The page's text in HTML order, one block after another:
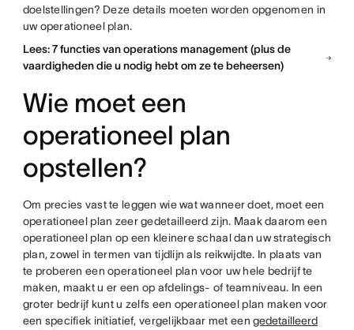
doelstellingen? Deze details moeten worden opgenomen in
uw operationeel plan.
Lees: 7 functies van operations management (plus de
vaardigheden die u nodig hebt om ze te beheersen)
Wie moet een
operationeel plan
opstellen?
Om precies vast te leggen wie wat wanneer doet, moet een
operationeel plan zeer gedetailleerd zijn. Maak daarom een
operationeel plan op een kleinere schaal dan uw strategisch
plan, zowel in termen van tijdlijn als reikwijdte. In plaats van
te proberen een operationeel plan voor uw hele bedrijf te
maken, maakt u er een op afdelings- of teamniveau. In een
groter bedrijf kunt u zelfs een operationeel plan maken voor
een specifiek initiatief, vergelijkbaar met eengedetailleerd